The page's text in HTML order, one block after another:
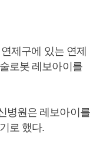
제구에 있는 연제
로봇 레보아이를
병원은 레보아이를
로 했다.